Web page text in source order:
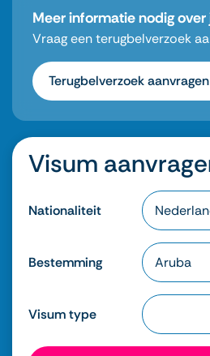
Meer informatie nodig
Vraag een terugbelverzoek
Terugbelverzoek aanvragen
Visum
Nationaliteit
Bestemming
Visum type